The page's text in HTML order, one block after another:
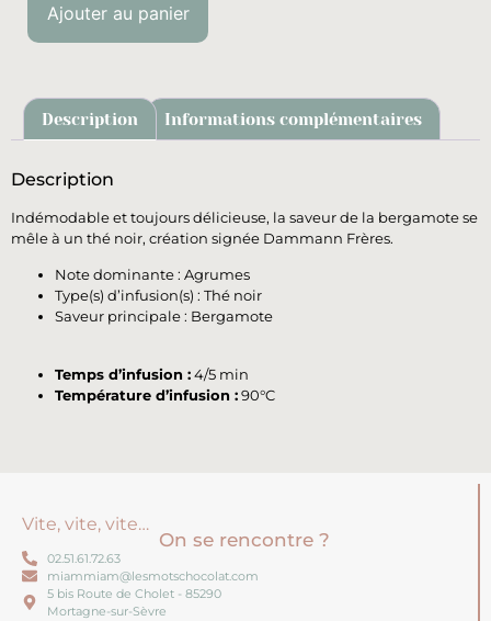
Ajouter au panier
Description Informations complémentaires
Description
Indémodable et toujours délicieuse, la saveur de la bergamote se
mêle à un thé noir, création signée Dammann Frères.
Note dominante : Agrumes
Type(s) d’infusion(s) : Thé noir
Saveur principale : Bergamote
Temps d’infusion :4/5 min
Température d’infusion :90°C
Vite, vite, vite…
On se rencontre ?
02.51.61.72.63
miammiam@lesmotschocolat.com
5 bis Route de Cholet - 85290
Mortagne-sur-Sèvre